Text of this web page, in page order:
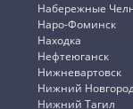
Набережные
Наро-Фоминск
Находка
Нефтеюганск
Нижневартовск
Нижний
Нижний Тагил